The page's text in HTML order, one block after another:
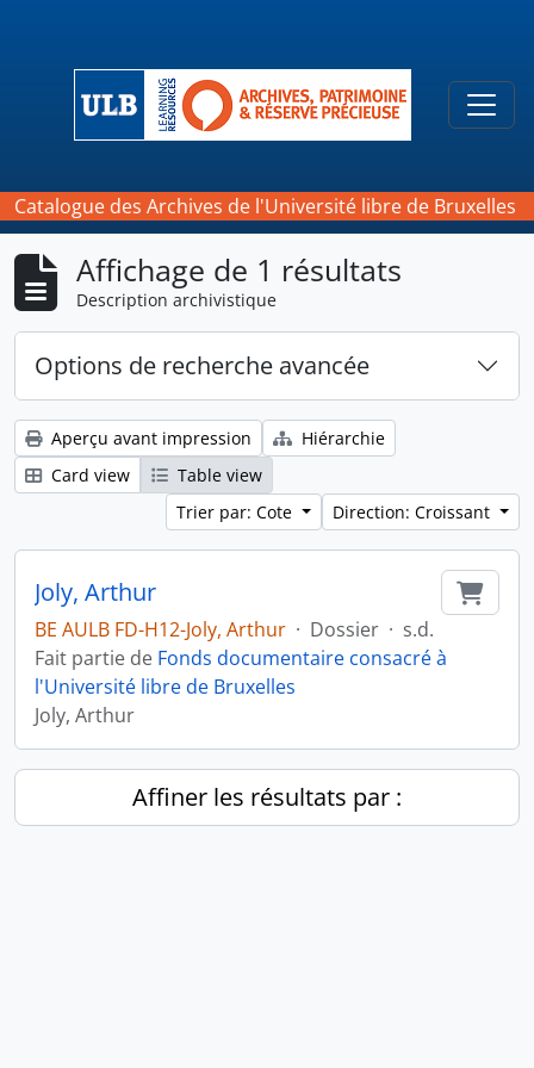
Catalogue des Archives de l'Université libre de Bruxelles
Affichage de 1 résultats
Description archivistique
Options de recherche avancée
Aperçu avant impression
Hiérarchie
Card view
Table view
Trier par: Cote
Direction: Croissant
Joly, Arthur
BE AULB FD-H12-Joly, Arthur · Dossier · s.d.
Fait partie de Fonds documentaire consacré à
l'Université libre de Bruxelles
Joly, Arthur
Affiner les résultats par :